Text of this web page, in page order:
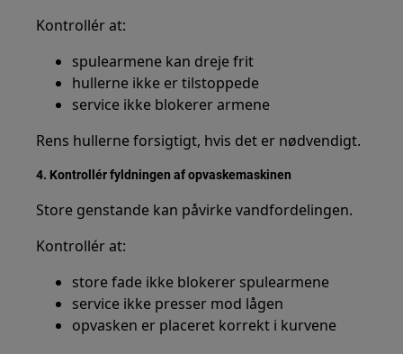
Kontrollér at:
spulearmene kan dreje frit
hullerne ikke er tilstoppede
service ikke blokerer armene
Rens hullerne forsigtigt, hvis det er nødvendigt.
4. Kontrollér fyldningen af opvaskemaskinen
Store genstande kan påvirke vandfordelingen.
Kontrollér at:
store fade ikke blokerer spulearmene
service ikke presser mod lågen
opvasken er placeret korrekt i kurvene